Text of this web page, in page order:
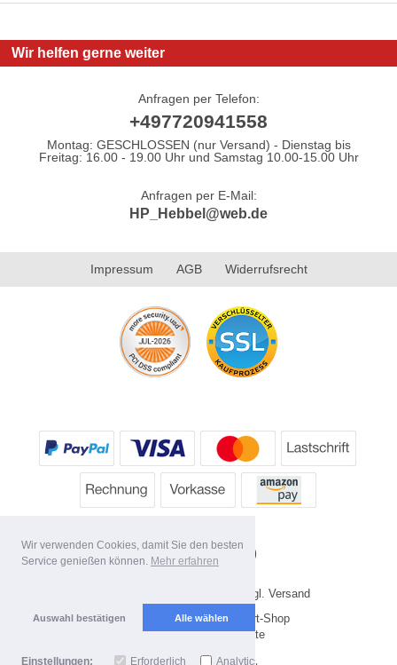
Wir verwenden Cookies, damit Sie den besten
Service genießen können. Mehr erfahren
Auswahl bestätigen Alle wählen
Einstellungen: Erforderlich Analytics
Wir helfen gerne weiter
Anfragen per Telefon:
+497720941558
Montag: GESCHLOSSEN (nur Versand) - Dienstag bis
Freitag: 16.00 - 19.00 Uhr und Samstag 10.00-15.00 Uhr
Anfragen per E-Mail:
HP_Hebbel@web.de
Impressum AGB Widerrufsrecht
* Alle Preise inkl. MwSt. evtl. zzgl. Versand
Copyright 2026 by HP's Sport-Shop
Mobile Shop by Shopgate